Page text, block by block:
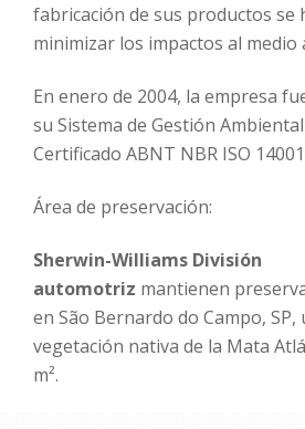
fabricación de sus productos se
minimizar los impactos al medio
En enero de 2004, la empresa
su Sistema de Gestión
Certificado ABNT NBR ISO
Área de preservación:
Sherwin-Williams División
automotriz mantienen
en São Bernardo do Campo, SP,
vegetación nativa de la Mata
m².